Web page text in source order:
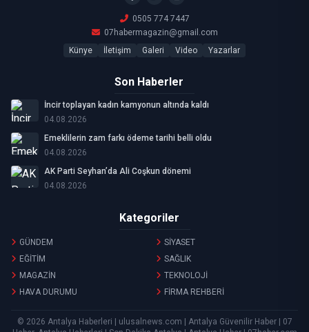
0505 774 7447
07habermagazin@gmail.com
Künye
İletişim Galeri Video Yazarlar
Son Haberler
İncir toplayan kadın kamyonun altında kaldı
04.08.2026
Emeklilerin zam farkı ödeme tarihi belli oldu
04.08.2026
AK Parti Seyhan’da Ali Coşkun dönemi
04.08.2026
Kategoriler
GÜNDEM
SİYASET
EĞİTİM
SAĞLIK
MAGAZİN
TEKNOLOJİ
HAVA DURUMU
FİRMA REHBERİ
© 2026 Antalya Haberleri | ulusalnews.com | Antalya Güvenilir Haber | 07